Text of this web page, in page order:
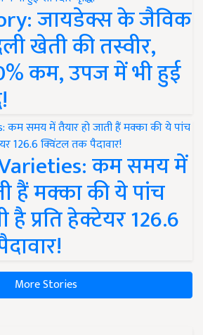
जायडेक्स के जैविक
खेती की तस्वीर,
कम, उपज में भी हुई
कम समय में
हैं मक्का की ये पांच
है प्रति हेक्टेयर 126.6
More Stories